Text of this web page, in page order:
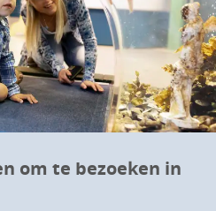
om te bezoeken in